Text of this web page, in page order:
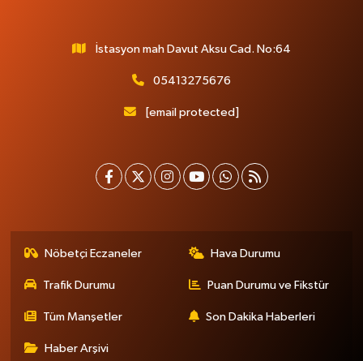
İstasyon mah Davut Aksu Cad. No:64
05413275676
[email protected]
Nöbetçi Eczaneler Hava Durumu
Trafik Durumu Puan Durumu ve Fikstür
Tüm Manşetler Son Dakika Haberleri
Haber Arşivi